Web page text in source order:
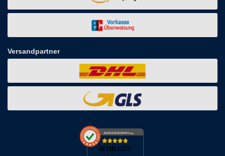
Versandpartner
AUSGEZEICHNET.org
SEHR GUT